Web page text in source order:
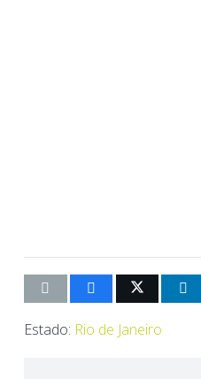
Estado: Rio de Janeiro